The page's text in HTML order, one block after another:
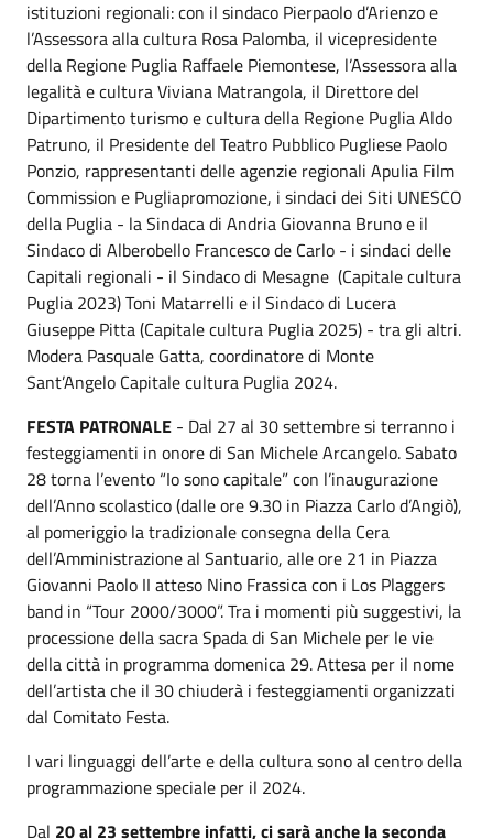
istituzioni regionali: con il sindaco Pierpaolo d’Arienzo e
l’Assessora alla cultura Rosa Palomba, il vicepresidente
della Regione Puglia Raffaele Piemontese, l’Assessora alla
legalità e cultura Viviana Matrangola, il Direttore del
Dipartimento turismo e cultura della Regione Puglia Aldo
Patruno, il Presidente del Teatro Pubblico Pugliese Paolo
Ponzio, rappresentanti delle agenzie regionali Apulia Film
Commission e Pugliapromozione, i sindaci dei Siti UNESCO
della Puglia - la Sindaca di Andria Giovanna Bruno e il
Sindaco di Alberobello Francesco de Carlo - i sindaci delle
Capitali regionali - il Sindaco di Mesagne (Capitale cultura
Puglia 2023) Toni Matarrelli e il Sindaco di Lucera
Giuseppe Pitta (Capitale cultura Puglia 2025) - tra gli altri.
Modera Pasquale Gatta, coordinatore di Monte
Sant’Angelo Capitale cultura Puglia 2024.
FESTA PATRONALE - Dal 27 al 30 settembre si terranno i
festeggiamenti in onore di San Michele Arcangelo. Sabato
28 torna l’evento “Io sono capitale” con l’inaugurazione
dell’Anno scolastico (dalle ore 9.30 in Piazza Carlo d’Angiò),
al pomeriggio la tradizionale consegna della Cera
dell’Amministrazione al Santuario, alle ore 21 in Piazza
Giovanni Paolo II atteso Nino Frassica con i Los Plaggers
band in “Tour 2000/3000”. Tra i momenti più suggestivi, la
processione della sacra Spada di San Michele per le vie
della città in programma domenica 29. Attesa per il nome
dell’artista che il 30 chiuderà i festeggiamenti organizzati
dal Comitato Festa.
I vari linguaggi dell’arte e della cultura sono al centro della
programmazione speciale per il 2024.
Dal 20 al 23 settembre infatti, ci sarà anche la seconda